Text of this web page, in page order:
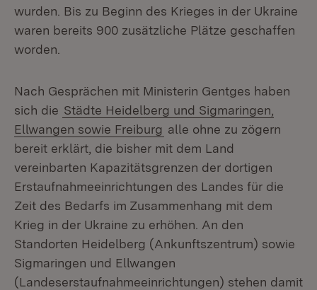
wurden. Bis zu Beginn des Krieges in der Ukraine
waren bereits 900 zusätzliche Plätze geschaffen
worden.
Nach Gesprächen mit Ministerin Gentges haben
sich die Städte Heidelberg und Sigmaringen,
Ellwangen sowie Freiburg alle ohne zu zögern
bereit erklärt, die bisher mit dem Land
vereinbarten Kapazitätsgrenzen der dortigen
Erstaufnahmeeinrichtungen des Landes für die
Zeit des Bedarfs im Zusammenhang mit dem
Krieg in der Ukraine zu erhöhen. An den
Standorten Heidelberg (Ankunftszentrum) sowie
Sigmaringen und Ellwangen
(Landeserstaufnahmeeinrichtungen) stehen damit